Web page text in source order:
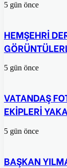
5 gün önce
HEMŞEHRİ
5 gün önce
VATANDAŞ
EKİPLERİ
5 gün önce
BAŞKAN